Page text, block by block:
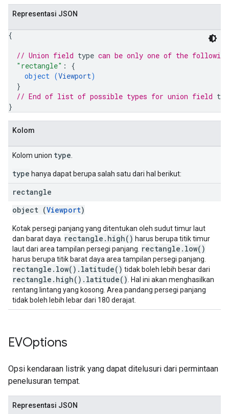
Representasi JSON
{
// Union field type can be only one of the
"rectangle" : {
object (Viewport)
}
// End of list of possible types for union field
}
Kolom
Kolom union type
type hanya dapat berupa salah satu dari hal berikut:
rectangle
object (Viewport)
Kotak persegi panjang yang ditentukan oleh sudut timur laut
dan barat daya. rectangle.high() harus berupa titik timur
laut dari area tampilan persegi panjang. rectangle.low()
harus berupa titik barat daya area tampilan persegi panjang.
rectangle.low().latitude() tidak boleh lebih besar dari
rectangle.high().latitude()
. Hal ini akan menghasilkan
rentang lintang yang kosong. Area pandang persegi panjang
tidak boleh lebih lebar dari 180 derajat.
EVOptions
Opsi kendaraan listrik yang dapat ditelusuri dari permintaan
penelusuran tempat.
Representasi JSON